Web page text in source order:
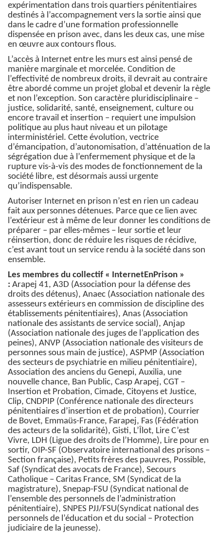
expérimentation dans trois quartiers pénitentiaires
destinés à l’accompagnement vers la sortie ainsi que
dans le cadre d’une formation professionnelle
dispensée en prison avec, dans les deux cas, une mise
en œuvre aux contours flous.
L’accès à Internet entre les murs est ainsi pensé de
manière marginale et morcelée. Condition de
l’effectivité de nombreux droits, il devrait au contraire
être abordé comme un projet global et devenir la règle
et non l’exception. Son caractère pluridisciplinaire –
justice, solidarité, santé, enseignement, culture ou
encore travail et insertion – requiert une impulsion
politique au plus haut niveau et un pilotage
interministériel. Cette évolution, vectrice
d’émancipation, d’autonomisation, d’atténuation de la
ségrégation due à l’enfermement physique et de la
rupture vis-à-vis des modes de fonctionnement de la
société libre, est désormais aussi urgente
qu’indispensable.
Autoriser Internet en prison n’est en rien un cadeau
fait aux personnes détenues. Parce que ce lien avec
l’extérieur est à même de leur donner les conditions de
préparer – par elles-mêmes – leur sortie et leur
réinsertion, donc de réduire les risques de récidive,
c’est avant tout un service rendu à la société dans son
ensemble.
Les membres du collectif « InternetEnPrison »
: Arapej 41, A3D (Association pour la défense des
droits des détenus), Anaec (Association nationale des
assesseurs extérieurs en commission de discipline des
établissements pénitentiaires), Anas (Association
nationale des assistants de service social), Anjap
(Association nationale des juges de l’application des
peines), ANVP (Association nationale des visiteurs de
personnes sous main de justice), ASPMP (Association
des secteurs de psychiatrie en milieu pénitentiaire),
Association des anciens du Genepi, Auxilia, une
nouvelle chance, Ban Public, Casp Arapej, CGT –
Insertion et Probation, Cimade, Citoyens et Justice,
Clip, CNDPIP (Conférence nationale des directeurs
pénitentiaires d’insertion et de probation), Courrier
de Bovet, Emmaüs-France, Farapej, Fas (Fédération
des acteurs de la solidarité), Gisti, L’Îlot, Lire C’est
Vivre, LDH (Ligue des droits de l’Homme), Lire pour en
sortir, OIP-SF (Observatoire international des prisons –
Section française), Petits frères des pauvres, Possible,
Saf (Syndicat des avocats de France), Secours
Catholique – Caritas France, SM (Syndicat de la
magistrature), Snepap-FSU (Syndicat national de
l’ensemble des personnels de l’administration
pénitentiaire), SNPES PJJ/FSU(Syndicat national des
personnels de l’éducation et du social – Protection
judiciaire de la jeunesse).